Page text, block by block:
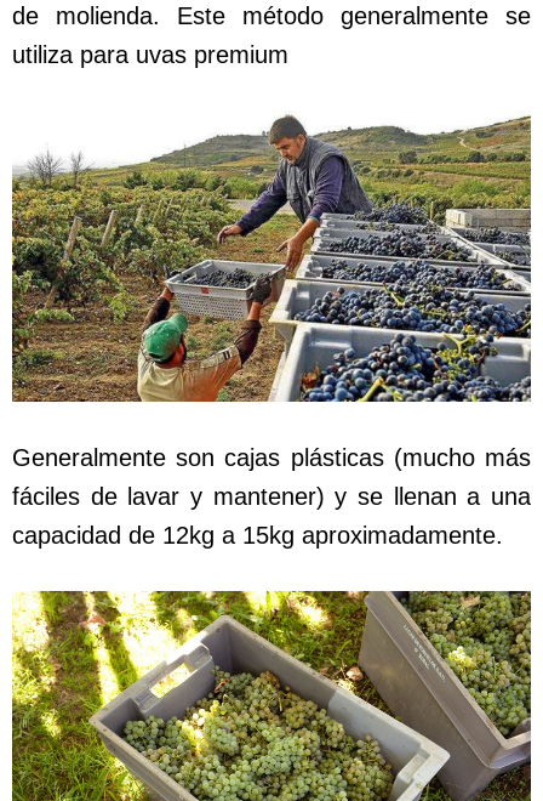
de molienda. Este método generalmente se
utiliza para uvas premium
Generalmente son cajas plásticas (mucho más
fáciles de lavar y mantener) y se llenan a una
capacidad de 12kg a 15kg aproximadamente.